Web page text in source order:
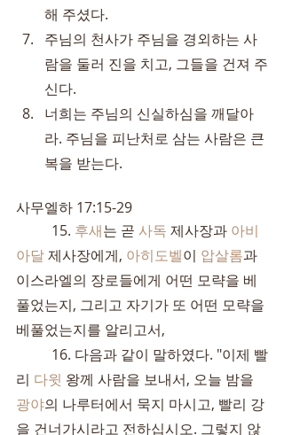
해 주셨다.
주님의 천사가 주님을 경외하는 사
람을 둘러 진을 치고, 그들을 건져 주
신다.
너희는 주님의 신실하심을 깨달아
라. 주님을 피난처로 삼는 사람은 큰
복을 받는다.
사무엘하 17:15-29
	15.
후새는 곧 사독 제사장과 아비
아달 제사장에게, 아히도벨이 압살롬과
이스라엘의 장로들에게 어떤 모략을 베
풀었는지, 그리고 자기가 또 어떤 모략을
베풀었는지를 알리고서,
리 다윗 왕께 사람을 보내서, 오늘 밤을
광야의 나루터에서 묵지 마시고, 빨리 강
을 건너가시라고 전하십시오. 그렇지 않